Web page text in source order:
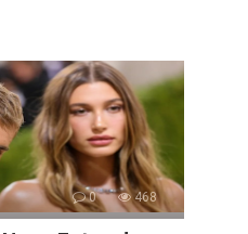
0 468